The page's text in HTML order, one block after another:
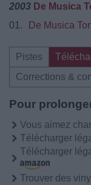
2003 De Musica
01.
De Musica
Pistes
Corrections &
Pour
Vous aimez
Télécharger
Télécharger
Trouver des